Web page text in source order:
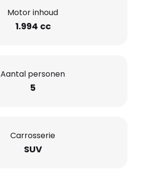
Motor inhoud
1.994 cc
Aantal personen
5
Carrosserie
SUV